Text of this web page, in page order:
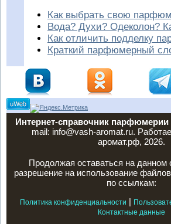
Как выбрать свою
Вода? Духи? Одеколон?
Как отличить подделку
Краткий парфюмерный
Интернет-справочник
mail: info@vash-aromat.ru.
аромат.рф, 2026.
Продолжая оставаться на данном
разрешение на использование
по ссылкам:
Политика конфиденциальности |
Контактные данные